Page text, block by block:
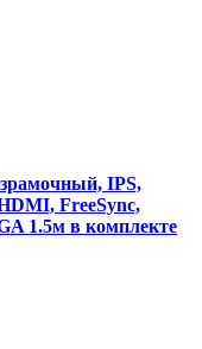
IPS,
FreeSync,
1.5м в комплекте